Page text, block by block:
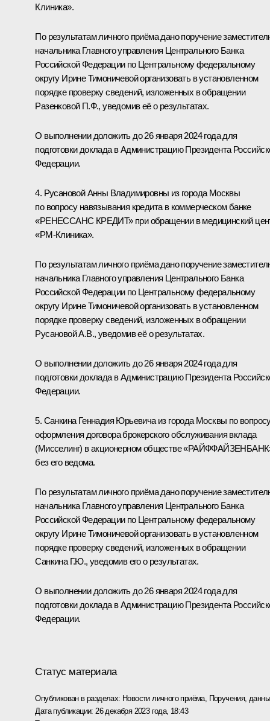
Клиника».
По результатам личного приёма дано поручение
начальника Главного управления Центрального Банка
Российской Федерации по Центральному федеральному
округу Ирине Тимоничевой организовать в установленном
порядке проверку сведений, изложенных в обращении
Разенковой П.Ф., уведомив её о результатах.
О выполнении доложить до 26 января 2024 года для
подготовки доклада в Администрацию Президента
Федерации.
4. Русановой Анны Владимировны из города Москвы
по вопросу навязывания кредита в коммерческом банке
«РЕНЕССАНС КРЕДИТ» при обращении в медицинский
«РМ-Клиника».
По результатам личного приёма дано поручение
начальника Главного управления Центрального Банка
Российской Федерации по Центральному федеральному
округу Ирине Тимоничевой организовать в установленном
порядке проверку сведений, изложенных в обращении
Русановой А.В., уведомив её о результатах.
О выполнении доложить до 26 января 2024 года для
подготовки доклада в Администрацию Президента
Федерации.
5. Санкина Геннадия Юрьевича из города Москвы по
оформления договора брокерского обслуживания вклада
(Мисселинг) в акционерном обществе
без его ведома.
По результатам личного приёма дано поручение
начальника Главного управления Центрального Банка
Российской Федерации по Центральному федеральному
округу Ирине Тимоничевой организовать в установленном
порядке проверку сведений, изложенных в обращении
Санкина Г.Ю., уведомив его о результатах.
О выполнении доложить до 26 января 2024 года для
подготовки доклада в Администрацию Президента
Федерации.
Статус материала
Опубликован в разделах: Новости личного приёма, Поручения,
Дата публикации: 26 декабря 2023 года, 18:43